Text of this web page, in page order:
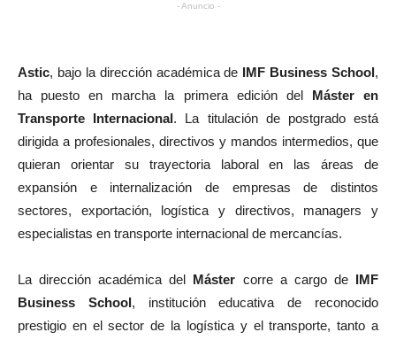
- Anuncio -
Astic, bajo la dirección académica de IMF Business School,
ha puesto en marcha la primera edición del Máster en
Transporte Internacional. La titulación de postgrado está
dirigida a profesionales, directivos y mandos intermedios, que
quieran orientar su trayectoria laboral en las áreas de
expansión e internalización de empresas de distintos
sectores, exportación, logística y directivos, managers y
especialistas en transporte internacional de mercancías.
La dirección académica del Máster corre a cargo de IMF
Business School, institución educativa de reconocido
prestigio en el sector de la logística y el transporte, tanto a